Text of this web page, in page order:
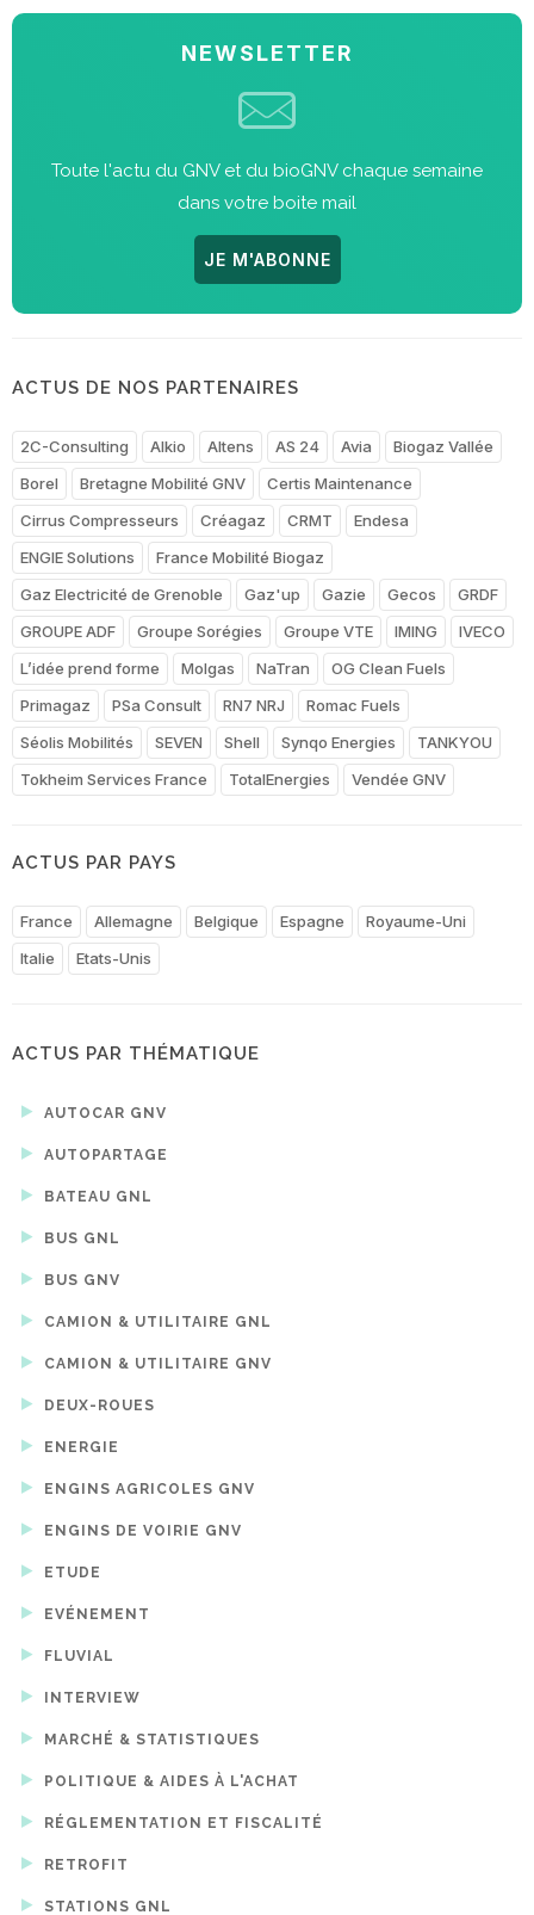
NEWSLETTER
Toute l'actu du GNV et du bioGNV chaque semaine
dans votre boite mail
JE M'ABONNE
ACTUS DE NOS PARTENAIRES
2C-Consulting Alkio Altens AS 24 Avia
Biogaz Vallée
Borel
Bretagne Mobilité GNV
Certis Maintenance
Cirrus Compresseurs
Créagaz CRMT
Endesa
ENGIE Solutions
France Mobilité Biogaz
Gaz Electricité de Grenoble
Gaz'up Gazie Gecos
GRDF
GROUPE ADF
Groupe Sorégies Groupe VTE IMING
IVECO
L’idée prend forme
Molgas NaTran
OG Clean Fuels
Primagaz
PSa Consult RN7 NRJ
Romac Fuels
Séolis Mobilités
SEVEN Shell Synqo Energies
TANKYOU
Tokheim Services France
TotalEnergies Vendée GNV
ACTUS PAR PAYS
France Allemagne Belgique Espagne
Royaume-Uni
Italie
Etats-Unis
ACTUS PAR THÉMATIQUE
AUTOCAR GNV
AUTOPARTAGE
BATEAU GNL
BUS GNL
BUS GNV
CAMION & UTILITAIRE GNL
CAMION & UTILITAIRE GNV
DEUX-ROUES
ENERGIE
ENGINS AGRICOLES GNV
ENGINS DE VOIRIE GNV
ETUDE
EVÉNEMENT
FLUVIAL
INTERVIEW
MARCHÉ & STATISTIQUES
POLITIQUE & AIDES À L'ACHAT
RÉGLEMENTATION ET FISCALITÉ
RETROFIT
STATIONS GNL